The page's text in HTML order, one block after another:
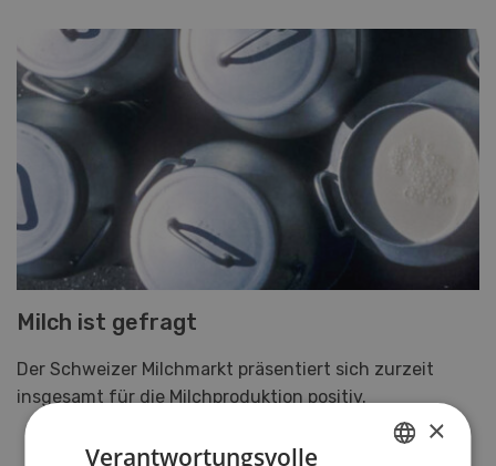
Milch ist gefragt
Der Schweizer Milchmarkt präsentiert sich zurzeit
insgesamt für die Milchproduktion positiv.
×
Verantwortungsvolle